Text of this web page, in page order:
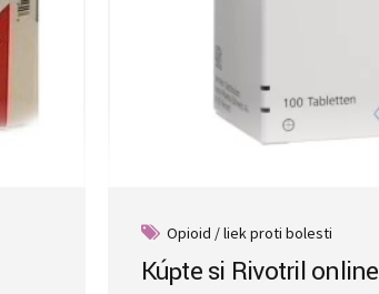
Opioid / liek proti bolesti
Kúpte si Rivotril online